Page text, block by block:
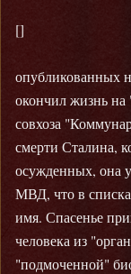
[]
опубликованных
окончил жизнь
совхоза
смерти Сталина,
осужденных, она
МВД, что в
имя. Спасенье
человека из
"подмоченной"